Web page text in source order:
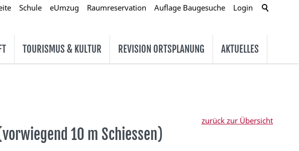
Schule eUmzug Raumreservation Auflage Baugesuche Login
TOURISMUS & KULTUR REVISION ORTSPLANUNG AKTUELLES
zurück zur Übersicht
10 m Schiessen)